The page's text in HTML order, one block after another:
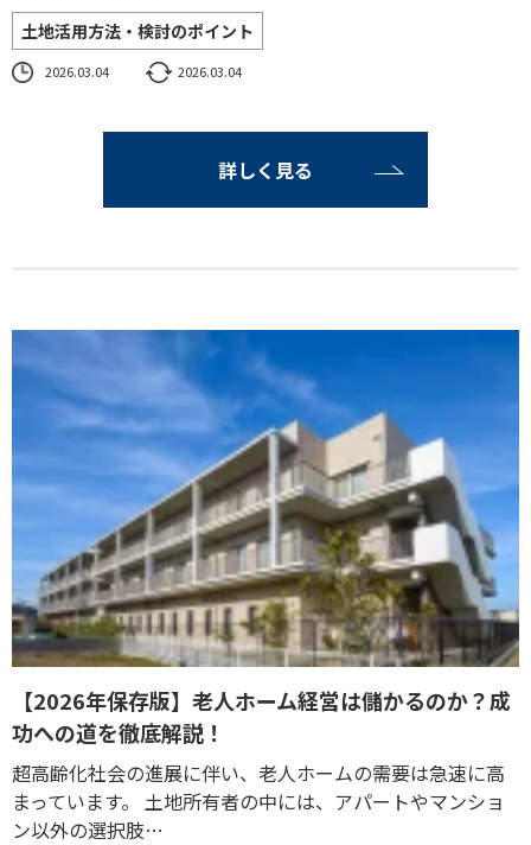
土地活用方法・検討のポイント
2026.03.04 2026.03.04
詳しく見る
【2026年保存版】老人ホーム経営は儲かるのか？成
功への道を徹底解説！
超高齢化社会の進展に伴い、老人ホームの需要は急速に高
まっています。 土地所有者の中には、アパートやマンショ
ン以外の選択肢…